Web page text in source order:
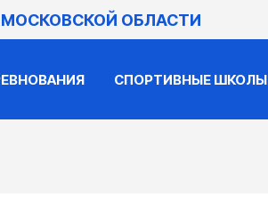
ОБЛАСТИ
СПОРТИВНЫЕ ШКОЛЫ